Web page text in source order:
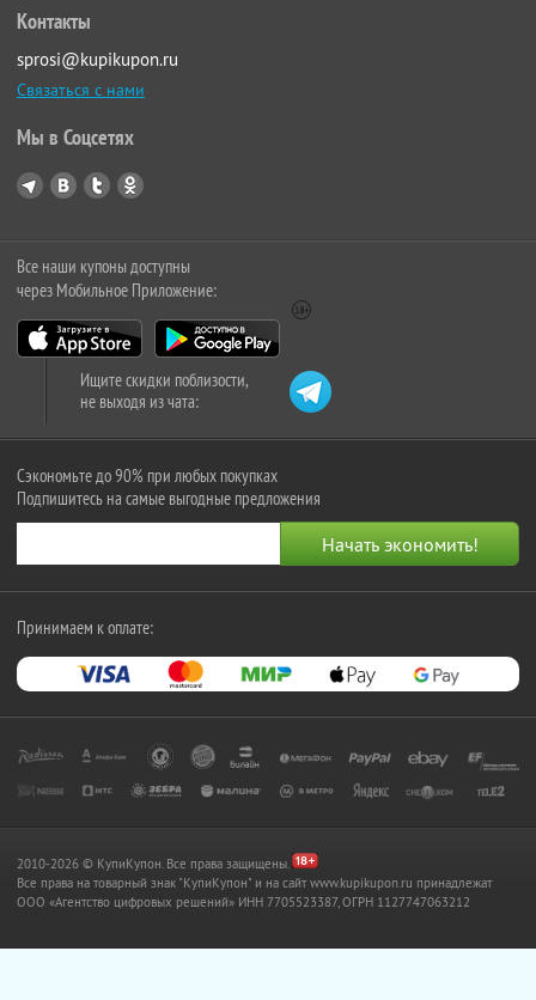
Контакты
sprosi@kupikupon.ru
Связаться с нами
Мы в Соцсетях
Все наши купоны доступны
через Мобильное Приложение:
Ищите скидки поблизости,
не выходя из чата:
Сэкономьте до 90% при любых покупках
Подпишитесь на самые выгодные предложения
Принимаем к оплате:
2010-2026 © КупиКупон. Все права защищены.
Все права на товарный знак "КупиКупон" и на сайт www.kupikupon.ru принадлежат
OOO «Агентство цифровых решений» ИНН 7705523387, ОГРН 1127747063212